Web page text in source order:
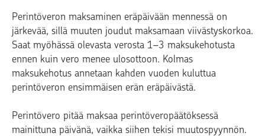
Perintöveron maksaminen eräpäivään mennessä on
järkevää, sillä muuten joudut maksamaan viivästyskorkoa.
Saat myöhässä olevasta verosta 1–3 maksukehotusta
ennen kuin vero menee ulosottoon. Kolmas
maksukehotus annetaan kahden vuoden kuluttua
perintöveron ensimmäisen erän eräpäivästä.
Perintövero pitää maksaa perintöveropäätöksessä
mainittuna päivänä, vaikka siihen tekisi muutospyynnön.